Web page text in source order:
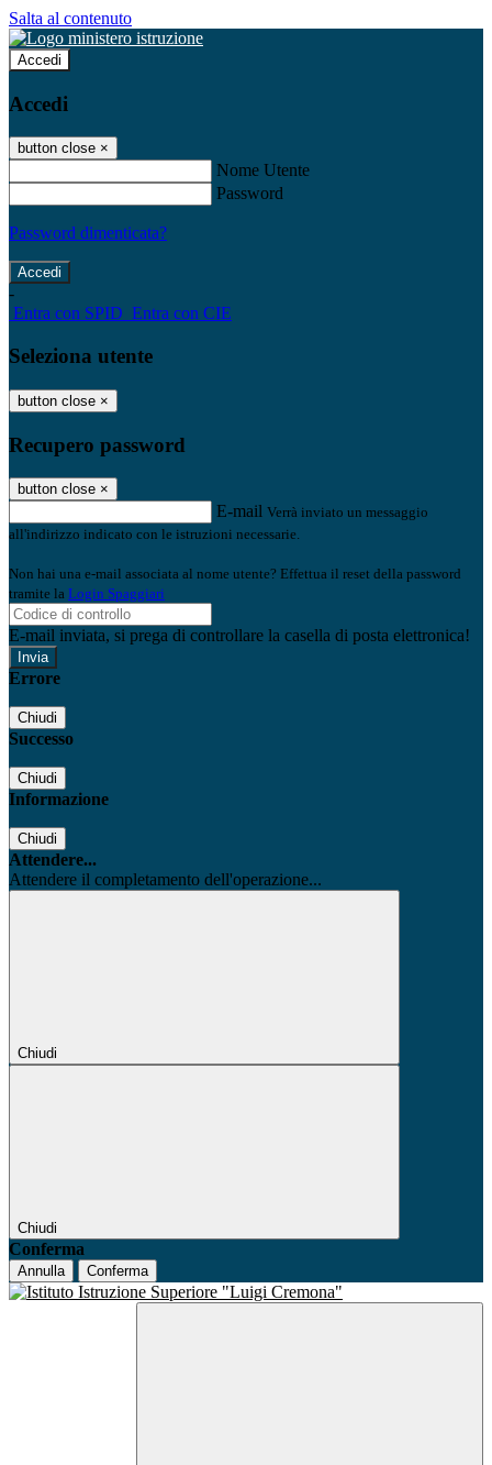
Salta al contenuto
Accedi
Accedi
button close ×
Nome Utente
Password
Password dimenticata?
-
Entra con SPID Entra con CIE
Seleziona utente
button close ×
Recupero password
button close ×
E-mail Verrà inviato un messaggio
all'indirizzo indicato con le istruzioni necessarie.
Non hai una e-mail associata al nome utente? Effettua il reset della password
tramite la Login Spaggiari
E-mail inviata, si prega di controllare la casella di posta elettronica!
Errore
Chiudi
Successo
Chiudi
Informazione
Chiudi
Attendere...
Attendere il completamento dell'operazione...
Chiudi
Chiudi
Conferma
Annulla Conferma